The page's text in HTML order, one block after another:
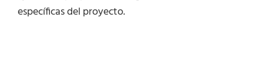
específicas del proyecto.